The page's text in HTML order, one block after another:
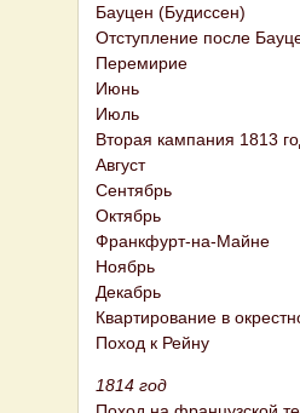
Бауцен (Будиссен)
Отступление после
Перемирие
Июнь
Июль
Вторая кампания 1813
Август
Сентябрь
Октябрь
Франкфурт-на-Майне
Ноябрь
Декабрь
Квартирование в
Поход к Рейну
1814 год